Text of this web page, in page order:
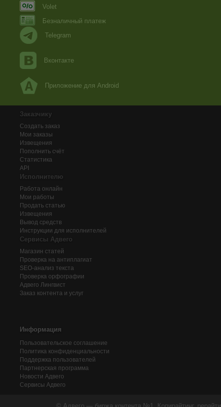
Volet
Безналичный платеж
Telegram
Вконтакте
Приложение для Android
Заказчику
Создать заказ
Мои заказы
Извещения
Пополнить счёт
Статистика
API
Исполнителю
Работа онлайн
Мои работы
Продать статью
Извещения
Вывод средств
Инструкции для исполнителей
Сервисы Адвего
Магазин статей
Проверка на антиплагиат
SEO-анализ текста
Проверка орфографии
Адвего Лингвист
Заказ контента и услуг
Информация
Пользовательское соглашение
Политика конфиденциальности
Поддержка пользователей
Партнерская программа
Новости Адвего
Сервисы Адвего